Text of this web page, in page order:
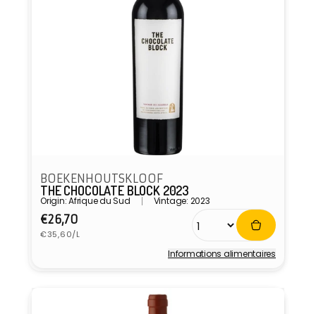
BOEKENHOUTSKLOOF
THE CHOCOLATE BLOCK 2023
Origin: Afrique du Sud Vintage: 2023
Prix
habituel
€26,70
Prix
unitaire
€35,60/L
Informations alimentaires